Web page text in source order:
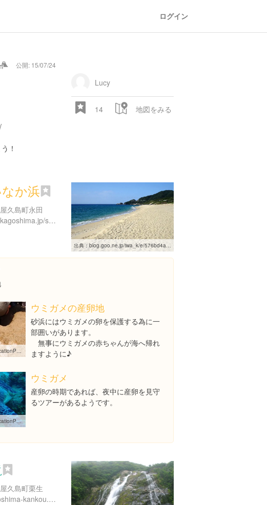
ログイン
公開: 15/07/24
！
Lucy
14 地図をみる
か浜
久島町永田
http://www.pref.kagoshima.jp/suisui/sp/area/shima/2876/
出典： blog.goo.ne.jp/iwa_k/e/576bd4a593f9d32a7650d8b4eae22e27
ウミガメの産卵地
砂浜にはウミガメの卵を保護する為に一
部囲いがあります。
無事にウミガメの赤ちゃんが海へ帰れ
ますように♪
ウミガメ
産卵の時期であれば、夜中に産卵を見守
るツアーがあるようです。
久島町栗生
http://www.kagoshima-kankou.com/guide/10704/